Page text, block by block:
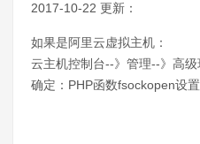
2017-10-22 更新：
如果是阿里云虚拟主机：
云主机控制台--》管理--》高
确定：PHP函数fsockopen设置